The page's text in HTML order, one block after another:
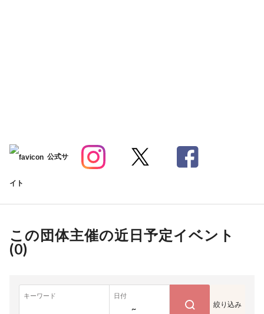
公式サ
イト
この団体主催の近日予定イベント
(0)
キーワード 日付
~ 絞り込み